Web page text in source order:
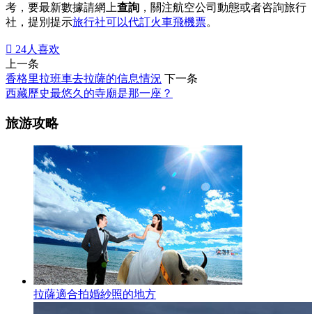
考，要最新數據請網上查詢 ，關注航空公司動態或者咨詢旅行
社，提別提示旅行社可以代訂火車飛機票。
 24人喜欢
上一条
香格里拉班車去拉薩的信息情況 下一条
西藏歷史最悠久的寺廟是那一座？
旅游攻略
拉薩適合拍婚紗照的地方